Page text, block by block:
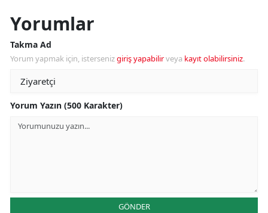
Yorumlar
Takma Ad
Yorum yapmak için, istersenizgiriş yapabilirveya kayıt olabilirsiniz.
Yorum Yazın (500 Karakter)
GÖNDER